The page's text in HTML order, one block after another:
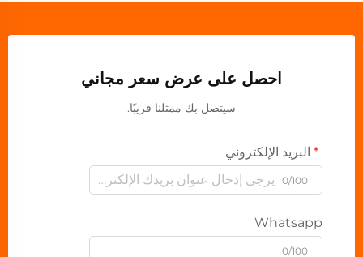
احصل على عرض سعر مجاني
سيتصل بك ممثلنا قريبًا.
البريد الإلكتروني
0/100
Whatsapp
0/100